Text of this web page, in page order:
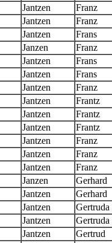
Jantzen
Franz
Jantzen
Franz
Jantzen
Frans
Janzen
Franz
Jantzen
Frans
Jantzen
Frans
Jantzen
Franz
Jantzen
Frantz
Jantzen
Frantz
Jantzen
Frantz
Jantzen
Franz
Jantzen
Franz
Jantzen
Franz
Janzen
Gerhard
Jantzen
Gerhard
Jantzen
Gertruda
Jantzen
Gertruda
Jantzen
Gertrud